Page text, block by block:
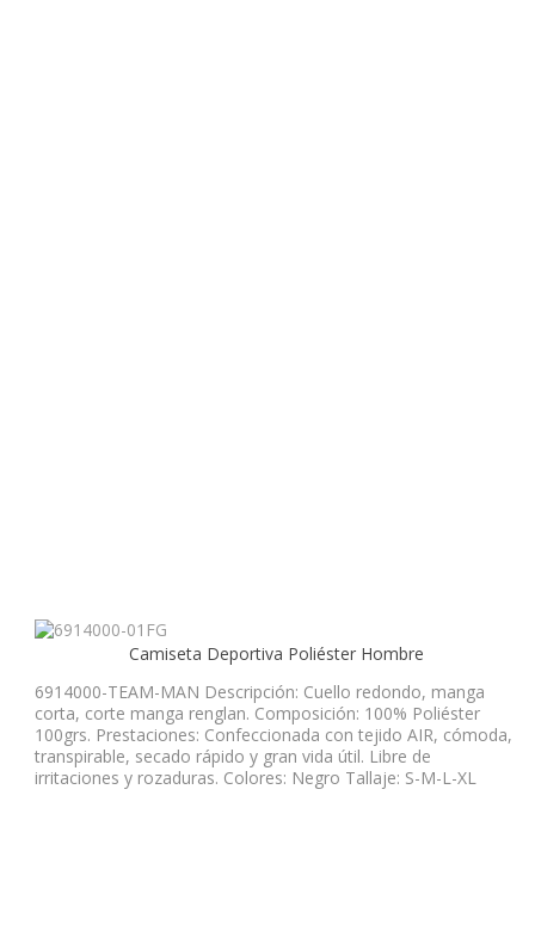
Camiseta Deportiva Poliéster Hombre
6914000-TEAM-MAN Descripción: Cuello redondo, manga
corta, corte manga renglan. Composición: 100% Poliéster
100grs. Prestaciones: Confeccionada con tejido AIR, cómoda,
transpirable, secado rápido y gran vida útil. Libre de
irritaciones y rozaduras. Colores: Negro Tallaje: S-M-L-XL